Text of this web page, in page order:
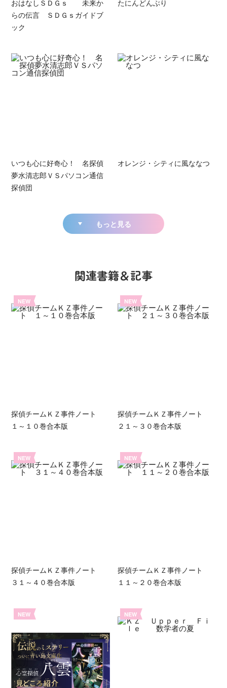
おはなしＳＤＧｓ 未来か
らの伝言 ＳＤＧｓガイドブ
ック
たにんどんぶり
いつも心に好奇心！ 名探偵
夢水清志郎ＶＳパソコン通信
探偵団
オレンジ・シティに風ななつ
もっと見る
関連書籍＆記事
NEW
探偵チームＫＺ事件ノート
１～１０巻合本版
NEW
探偵チームＫＺ事件ノート
２１～３０巻合本版
NEW
探偵チームＫＺ事件ノート
３１～４０巻合本版
NEW
探偵チームＫＺ事件ノート
１１～２０巻合本版
NEW NEW